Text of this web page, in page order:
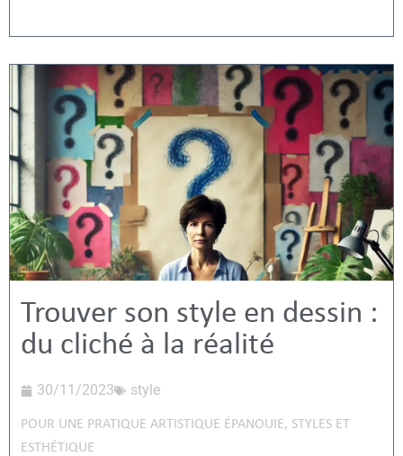
Trouver son style en dessin :
du cliché à la réalité
30/11/2023 style
POUR UNE PRATIQUE ARTISTIQUE ÉPANOUIE, STYLES ET
ESTHÉTIQUE